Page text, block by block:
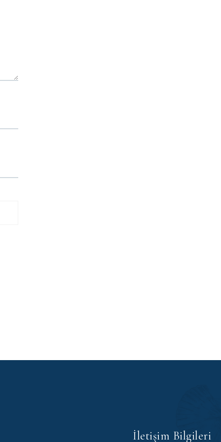
İletişim Bilgileri